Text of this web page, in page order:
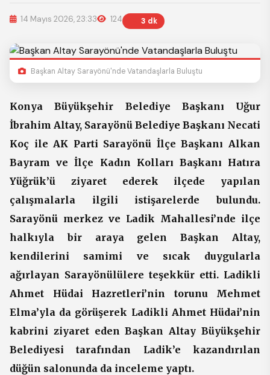
14 Mayıs 2026, 23:33 124 3 dk
Başkan Altay Sarayönü'nde Vatandaşlarla Buluştu
Konya Büyükşehir Belediye Başkanı Uğur
İbrahim Altay, Sarayönü Belediye Başkanı Necati
Koç ile AK Parti Sarayönü İlçe Başkanı Alkan
Bayram ve İlçe Kadın Kolları Başkanı Hatıra
Yüğrük’ü ziyaret ederek ilçede yapılan
çalışmalarla ilgili istişarelerde bulundu.
Sarayönü merkez ve Ladik Mahallesi’nde ilçe
halkıyla bir araya gelen Başkan Altay,
kendilerini samimi ve sıcak duygularla
ağırlayan Sarayönülülere teşekkür etti. Ladikli
Ahmet Hüdai Hazretleri’nin torunu Mehmet
Elma’yla da görüşerek Ladikli Ahmet Hüdai’nin
kabrini ziyaret eden Başkan Altay Büyükşehir
Belediyesi tarafından Ladik’e kazandırılan
düğün salonunda da inceleme yaptı.